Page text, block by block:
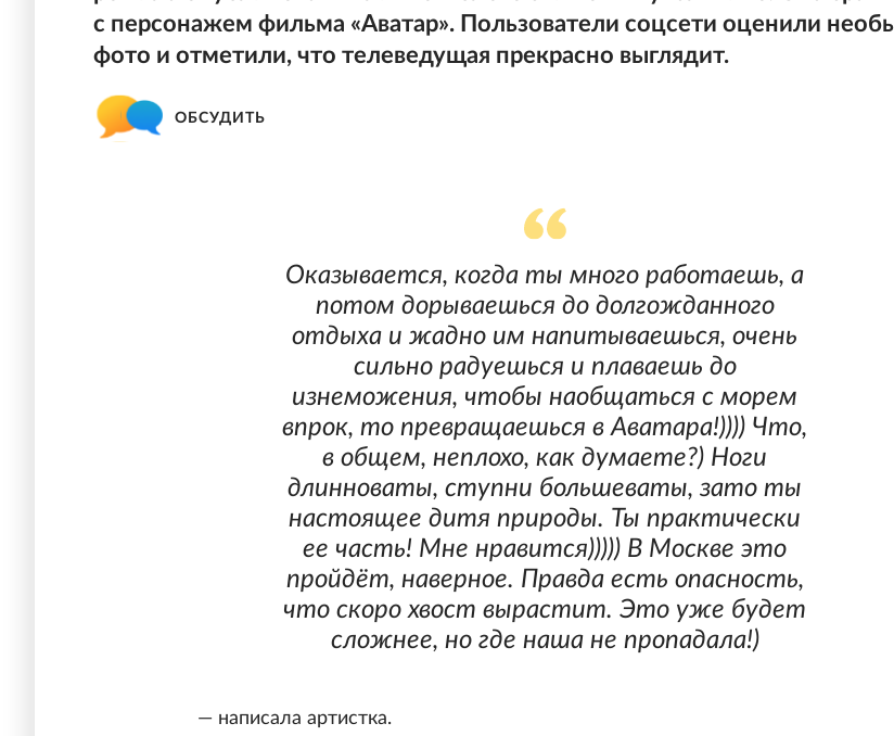
с персонажем фильма «Аватар». Пользователи соцсети оценили
фото и отметили, что телеведущая прекрасно выглядит.
ОБСУДИТЬ
Оказывается, когда ты много работаешь, а
потом дорываешься до долгожданного
отдыха и жадно им напитываешься, очень
сильно радуешься и плаваешь до
изнеможения, чтобы наобщаться с морем
впрок, то превращаешься в Аватара!)))) Что,
в общем, неплохо, как думаете?) Ноги
длинноваты, ступни большеваты, зато ты
настоящее дитя природы. Ты практически
ее часть! Мне нравится))))) В Москве это
пройдёт, наверное. Правда есть опасность,
что скоро хвост вырастит. Это уже будет
сложнее, но где наша не пропадала!)
— написала артистка.